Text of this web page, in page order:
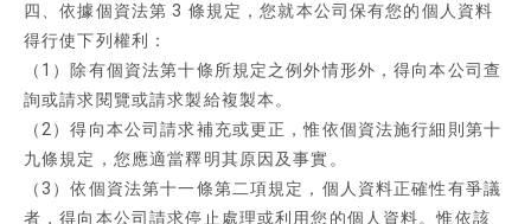
四、依據個資法第 3 條規定，您就本公司保有您的個人資料
得行使下列權利：
（1）除有個資法第十條所規定之例外情形外，得向本公司查
詢或請求閱覽或請求製給複製本。
（2）得向本公司請求補充或更正，惟依個資法施行細則第十
九條規定，您應適當釋明其原因及事實。
（3）依個資法第十一條第二項規定，個人資料正確性有爭議
者，得向本公司請求停止處理或利用您的個人資料。惟依該